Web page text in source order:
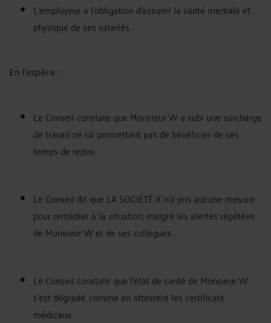
L'employeur a l'obligation d'assurer la santé mentale et
physique de ses salariés.
En l'espèce :
Le Conseil constate que Monsieur W a subi une surcharge
de travail ne lui permettant pas de bénéficier de ses
temps de repos.
Le Conseil dit que LA SOCIÉTÉ X n'a pris aucune mesure
pour remédier à la situation, malgré les alertes répétées
de Monsieur W et de ses collègues.
Le Conseil constate que l'état de santé de Monsieur W
s'est dégradé, comme en attestent les certificats
médicaux.